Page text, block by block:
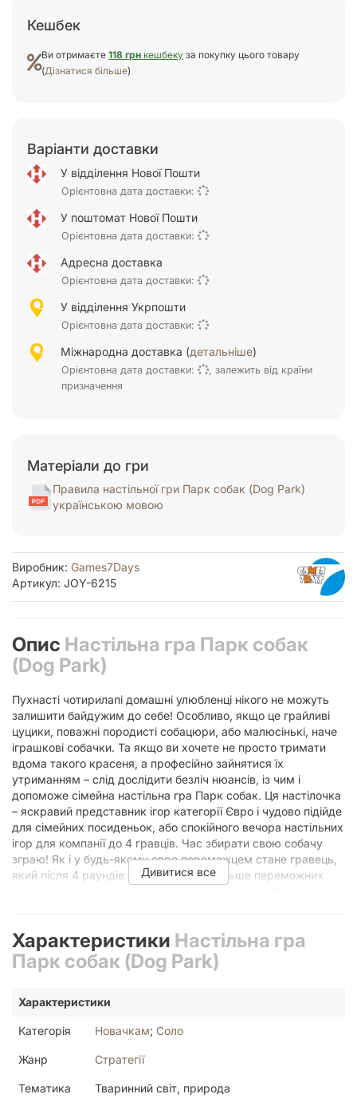
Кешбек
Ви отримаєте 118 грн кешбеку за покупку цього товару
(Дізнатися більше)
Варіанти доставки
У відділення Нової Пошти
Орієнтовна дата доставки:
У поштомат Нової Пошти
Орієнтовна дата доставки:
Адресна доставка
Орієнтовна дата доставки:
У відділення Укрпошти
Орієнтовна дата доставки:
Міжнародна доставка (детальніше)
Орієнтовна дата доставки:
, залежить від країни
призначення
Матеріали до гри
Правила настільної гри Парк собак (Dog Park)
українською мовою
Виробник: Games7Days
Артикул: JOY-6215
Опис Настільна гра Парк собак
(Dog Park)
Пухнасті чотирилапі домашні улюбленці нікого не можуть
залишити байдужим до себе! Особливо, якщо це грайливі
цуцики, поважні породисті собацюри, або малюсінькі, наче
іграшкові собачки. Та якщо ви хочете не просто тримати
вдома такого красеня, а професійно зайнятися їх
утриманням – слід дослідити безліч нюансів, із чим і
допоможе сімейна настільна гра Парк собак. Ця настілочка
– яскравий представник ігор категорії Євро і чудово підійде
для сімейних посиденьок, або спокійного вечора настільних
ігор для компанії до 4 гравців. Час збирати свою собачу
зграю! Як і у будь-якому євро переможцем стане гравець,
який після 4 раундів назбирає якнайбільше переможних
валяються, вони поважно лежать на мякеньких ліжечках.
Тож і будь-кому не вдастся просто підійти та забрати собі
цуца. Для цього влаштовується аукціон, на якому завдяки
готель. Вибір Розмір повідка не безмежний, тому всіх собак
треба підходити ретельно. Ба більше, хтось без улюбленого
біжить попереду всіх, а ще й паличку додому принесе.
Вигул У самому парку кілька стежок і ви вільні самостійно
обирати, якою йти, адже на шляху можна знайти палички,
Дивитися все
Характеристики Настільна гра
Парк собак (Dog Park)
Характеристики
Категорія Новачкам; Соло
Жанр Стратегії
Тематика Тваринний світ, природа